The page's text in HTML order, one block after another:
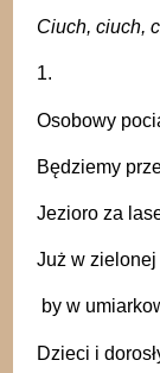
Ciuch, ciuch,
1.
Osobowy
Będziemy
Jezioro za
Już w zielonej
by w
Dzieci i